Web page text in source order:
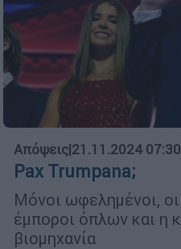
Απόψεις|21.11.2024 07:30
Pax Trumpana;
Μόνοι ωφελημένοι,
έμποροι όπλων και η
βιομηχανία